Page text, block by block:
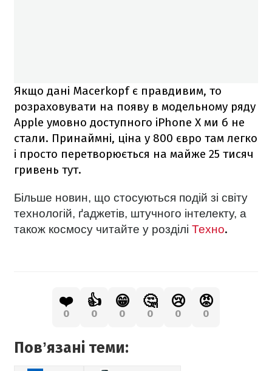
Якщо дані Macerkopf є правдивим, то
розраховувати на появу в модельному ряду
Apple умовно доступного iPhone X ми б не
стали. Принаймні, ціна у 800 євро там легко
і просто перетворюється на майже 25 тисяч
гривень тут.
Більше новин, що стосуються подій зі світу
технологій, ґаджетів, штучного інтелекту, а
також космосу читайте у розділі Техно.
❤️
0
👍
0
😁
0
🤔
0
😢
0
😡
0
Повʼязані теми: